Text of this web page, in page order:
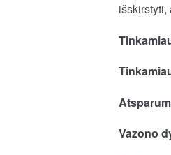
išskirstyti,
Vazono